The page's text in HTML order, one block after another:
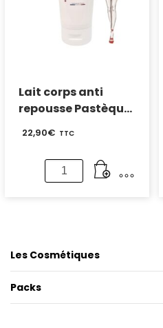
Pêche
Lait corps anti
repousse Pastèque
22,90€ TTC
quantité
de
Pastèque
250
Les Cosmétiques
Packs